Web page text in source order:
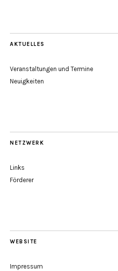
AKTUELLES
Veranstaltungen und Termine
Neuigkeiten
NETZWERK
Links
Förderer
WEBSITE
Impressum